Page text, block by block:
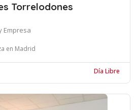
Torrelodones
Empresa
en Madrid
Día Libre